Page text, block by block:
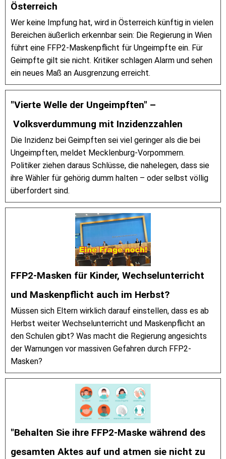
Österreich
Wer keine Impfung hat, wird in Österreich künftig in vielen
Bereichen äußerlich erkennbar sein: Die Regierung in Wien
führt eine FFP2-Maskenpflicht für Ungeimpfte ein. Für
Geimpfte gilt sie nicht. Kritiker schlagen Alarm und sehen
ein neues Maß an Ausgrenzung erreicht.
"Vierte Welle der Ungeimpften" –
Volksverdummung mit Inzidenzzahlen
Die Inzidenz bei Geimpften sei viel geringer als die bei
Ungeimpften, meldet Mecklenburg-Vorpommern.
Politiker ziehen daraus Schlüsse, die nahelegen, dass sie
ihre Wähler für gehörig dumm halten – oder selbst völlig
überfordert sind.
FFP2-Masken für Kinder, Wechselunterricht
und Maskenpflicht auch im Herbst?
Müssen sich Eltern wirklich darauf einstellen, dass es ab
Herbst weiter Wechselunterricht und Maskenpflicht an
den Schulen gibt? Was macht die Regierung angesichts
der Warnungen vor massiven Gefahren durch FFP2-
Masken?
"Behalten Sie ihre FFP2-Maske während des
gesamten Aktes auf und atmen sie nicht zu